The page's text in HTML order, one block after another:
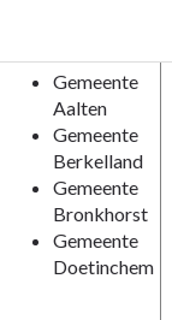
Gemeente
Aalten
Gemeente
Berkelland
Gemeente
Bronkhorst
Gemeente
Doetinchem